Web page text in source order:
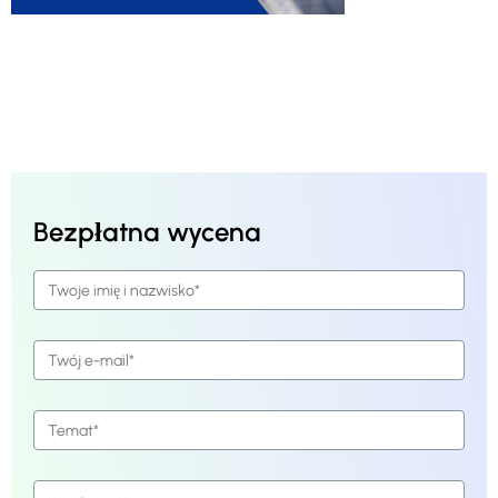
Bezpłatna wycena